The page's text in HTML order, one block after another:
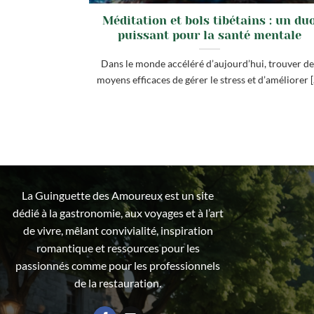
Méditation et bols tibétains : un
puissant pour la santé mentale
Dans le monde accéléré d’aujourd’hui, trouver
moyens efficaces de gérer le stress et d’améliorer
La Guinguette des Amoureux est un site
dédié à la gastronomie, aux voyages et à l’art
de vivre, mêlant convivialité, inspiration
romantique et ressources pour les
passionnés comme pour les professionnels
de la restauration.